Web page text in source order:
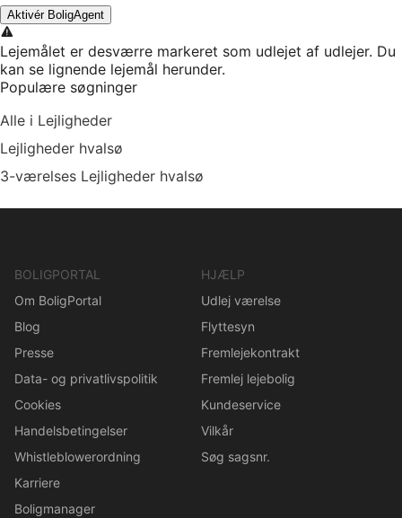
Aktivér BoligAgent
Lejemålet er desværre markeret som udlejet af udlejer. Du
kan se lignende lejemål herunder.
Populære søgninger
Alle i Lejligheder
Lejligheder hvalsø
3-værelses Lejligheder hvalsø
BOLIGPORTAL
Om BoligPortal
Blog
Presse
Data- og privatlivspolitik
Cookies
Handelsbetingelser
Whistleblowerordning
Karriere
Boligmanager
HJÆLP
Udlej værelse
Flyttesyn
Fremlejekontrakt
Fremlej lejebolig
Kundeservice
Vilkår
Søg sagsnr.